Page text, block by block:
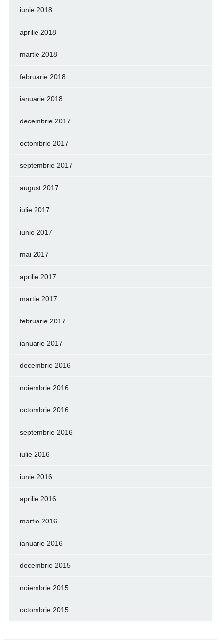
iunie 2018
aprilie 2018
martie 2018
februarie 2018
ianuarie 2018
decembrie 2017
octombrie 2017
septembrie 2017
august 2017
iulie 2017
iunie 2017
mai 2017
aprilie 2017
martie 2017
februarie 2017
ianuarie 2017
decembrie 2016
noiembrie 2016
octombrie 2016
septembrie 2016
iulie 2016
iunie 2016
aprilie 2016
martie 2016
ianuarie 2016
decembrie 2015
noiembrie 2015
octombrie 2015